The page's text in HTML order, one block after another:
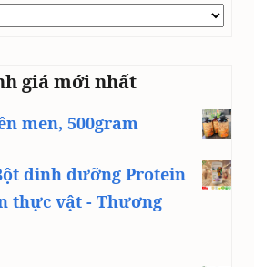
giá mới nhất
men, 500gram
dinh dưỡng Protein
thực vật - Thương